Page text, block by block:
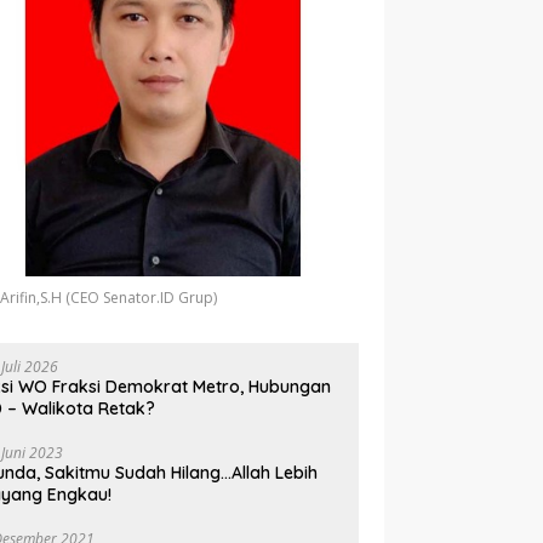
(CEO Senator.ID Grup)
2026
WO Fraksi Demokrat Metro, Hubungan
– Walikota Retak?
2023
Sakitmu Sudah Hilang…Allah Lebih
Engkau!
2021